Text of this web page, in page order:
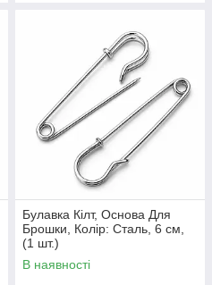
Булавка Кілт, Основа Для
Брошки, Колір: Сталь, 6 см,
(1 шт.)
В наявності